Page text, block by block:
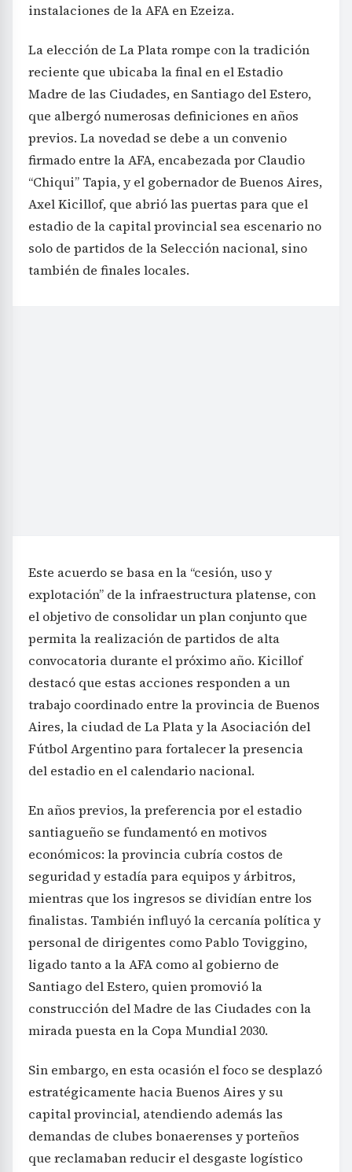
instalaciones de la AFA en Ezeiza.
La elección de La Plata rompe con la tradición
reciente que ubicaba la final en el Estadio
Madre de las Ciudades, en Santiago del Estero,
que albergó numerosas definiciones en años
previos. La novedad se debe a un convenio
firmado entre la AFA, encabezada por Claudio
“Chiqui” Tapia, y el gobernador de Buenos Aires,
Axel Kicillof, que abrió las puertas para que el
estadio de la capital provincial sea escenario no
solo de partidos de la Selección nacional, sino
también de finales locales.
Este acuerdo se basa en la “cesión, uso y
explotación” de la infraestructura platense, con
el objetivo de consolidar un plan conjunto que
permita la realización de partidos de alta
convocatoria durante el próximo año. Kicillof
destacó que estas acciones responden a un
trabajo coordinado entre la provincia de Buenos
Aires, la ciudad de La Plata y la Asociación del
Fútbol Argentino para fortalecer la presencia
del estadio en el calendario nacional.
En años previos, la preferencia por el estadio
santiagueño se fundamentó en motivos
económicos: la provincia cubría costos de
seguridad y estadía para equipos y árbitros,
mientras que los ingresos se dividían entre los
finalistas. También influyó la cercanía política y
personal de dirigentes como Pablo Toviggino,
ligado tanto a la AFA como al gobierno de
Santiago del Estero, quien promovió la
construcción del Madre de las Ciudades con la
mirada puesta en la Copa Mundial 2030.
Sin embargo, en esta ocasión el foco se desplazó
estratégicamente hacia Buenos Aires y su
capital provincial, atendiendo además las
demandas de clubes bonaerenses y porteños
que reclamaban reducir el desgaste logístico